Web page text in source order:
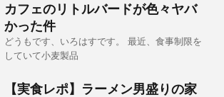
カフェのリトルバードが色々ヤバ
かった件
どうもです、いろはすです。 最近、食事制限を
していて小麦製品
【実食レポ】ラーメン男盛りの家